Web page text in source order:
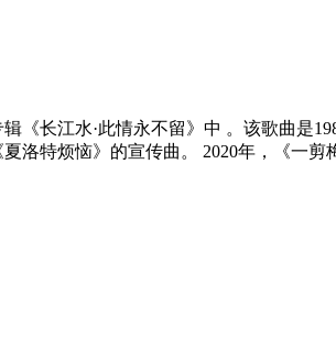
《长江水·此情永不留》中 。该歌曲是
特烦恼》的宣传曲。 2020年，《一剪